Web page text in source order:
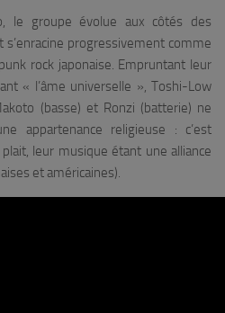
le groupe évolue aux côtés des
s’enracine progressivement comme
rock japonaise. Empruntant leur
« l’âme universelle », Toshi-Low
(basse) et Ronzi (batterie) ne
appartenance religieuse : c’est
leur musique étant une alliance
et américaines).